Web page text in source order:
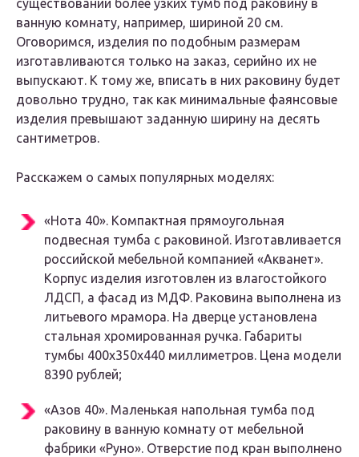
существовании более узких тумб под раковину в
ванную комнату, например, шириной 20 см.
Оговоримся, изделия по подобным размерам
изготавливаются только на заказ, серийно их не
выпускают. К тому же, вписать в них раковину будет
довольно трудно, так как минимальные фаянсовые
изделия превышают заданную ширину на десять
сантиметров.
Расскажем о самых популярных моделях:
«Нота 40». Компактная прямоугольная
подвесная тумба с раковиной. Изготавливается
российской мебельной компанией «Акванет».
Корпус изделия изготовлен из влагостойкого
ЛДСП, а фасад из МДФ. Раковина выполнена из
литьевого мрамора. На дверце установлена
стальная хромированная ручка. Габариты
тумбы 400х350х440 миллиметров. Цена модели
8390 рублей;
«Азов 40». Маленькая напольная тумба под
раковину в ванную комнату от мебельной
фабрики «Руно». Отверстие под кран выполнено